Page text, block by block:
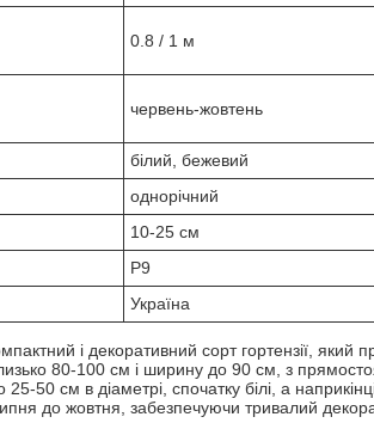
0.8 / 1 м
червень-жовтень
білий, бежевий
однорічний
10-25 см
Р9
Україна
і декоративний сорт гортензії, який
80-100 см і ширину до 90 см, з
25-50 см в діаметрі, спочатку білі, а
до жовтня, забезпечуючи тривалий